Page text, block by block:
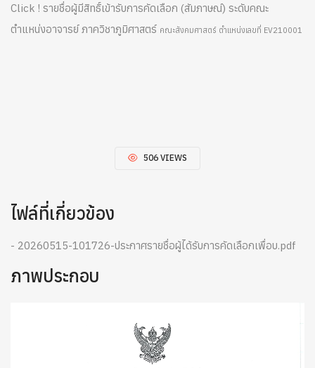
Click ! รายชื่อผู้มีสิทธิ์เข้ารับการคัดเลือก (สัมภาษณ์) ระดับคณะ
ตำแหน่งอาจารย์ ภาควิชาภูมิศาสตร์ คณะสังคมศาสตร์ ตำแหน่งเลขที่ EV210001
506 VIEWS
ไฟล์ที่เกี่ยวข้อง
- 20260515-101726-ประกาศรายชื่อผู้ได้รับการคัดเลือกเพื่อบ.pdf
ภาพประกอบ